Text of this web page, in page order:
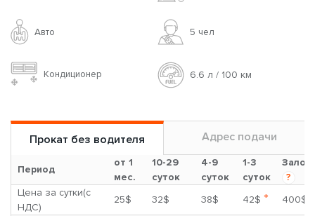
Авто 5 чел
Кондиционер 6.6 л / 100 км
Прокат без водителя Адрес подачи
Период
от 1
мес.
10-29
суток
4-9
суток
1-3
суток
Залог
?
Цена за сутки(с
НДС)
25$ 32$ 38$ 42$ *
400$